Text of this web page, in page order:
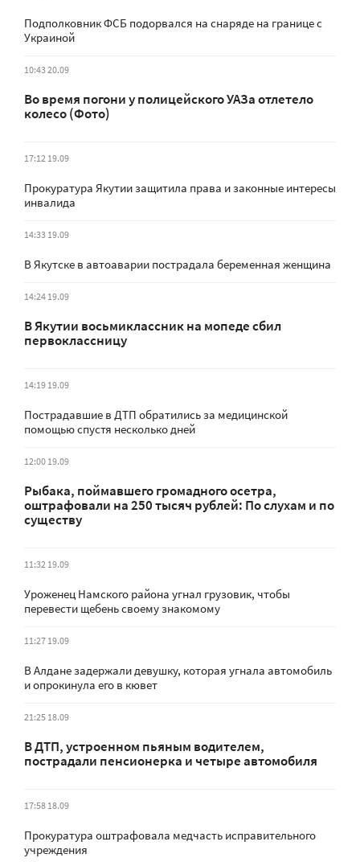
Подполковник ФСБ подорвался на снаряде на границе с
Украиной
10:43 20.09
Во время погони у полицейского УАЗа отлетело
колесо (Фото)
17:12 19.09
Прокуратура Якутии защитила права и законные интересы
инвалида
14:33 19.09
В Якутске в автоаварии пострадала беременная женщина
14:24 19.09
В Якутии восьмиклассник на мопеде сбил
первоклассницу
14:19 19.09
Пострадавшие в ДТП обратились за медицинской
помощью спустя несколько дней
12:00 19.09
Рыбака, поймавшего громадного осетра,
оштрафовали на 250 тысяч рублей: По слухам и по
существу
11:32 19.09
Уроженец Намского района угнал грузовик, чтобы
перевести щебень своему знакомому
11:27 19.09
В Алдане задержали девушку, которая угнала автомобиль
и опрокинула его в кювет
21:25 18.09
В ДТП, устроенном пьяным водителем,
пострадали пенсионерка и четыре автомобиля
17:58 18.09
Прокуратура оштрафовала медчасть исправительного
учреждения